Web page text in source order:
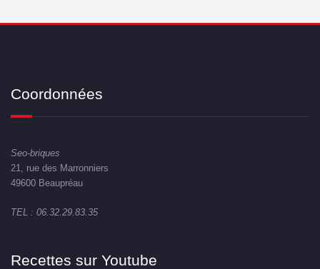
Coordonnées
Seo-briques
21, rue des Marronniers
49600 Beaupréau
TEL : 06.32.29.83.35
Recettes sur Youtube